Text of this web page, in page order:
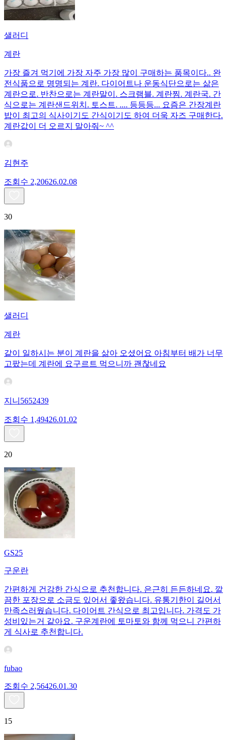
샐러디
계란
가장 즐겨 먹기에 가장 자주 가장 많이 구매하는 품목이다.. 완
전식품으로 명명되는 계란. 다이어트나 운동식단으로는 삶은
계란으로. 반찬으로는 계란말이. 스크램블. 계란찜. 계란국. 간
식으로는 계란샌드위치. 토스트. .... 등등등... 요즘은 간장계란
밥이 최고의 식사이기도 간식이기도 하여 더욱 자즈 구매한다.
계란값이 더 오르지 말아줘~ ^^
김현주
조회수 2,20626.02.08
30
샐러디
계란
같이 일하시는 분이 계란을 삶아 오셨어요 아침부터 배가 너무
고팠는데 계란에 요구르트 먹으니까 괜찮네요
지니5652439
조회수 1,49426.01.02
20
GS25
구운란
간편하게 건강한 간식으로 추천합니다. 은근히 든든하네요. 깔
끔한 포장으로 소금도 있어서 좋왔습니다. 유통기한이 길어서
만족스러웠습니다. 다이어트 간식으로 최고입니다. 가격도 가
성비있는거 같아요. 구운계란에 토마토와 함께 먹으니 간편하
게 식사로 추천합니다.
fubao
조회수 2,56426.01.30
15